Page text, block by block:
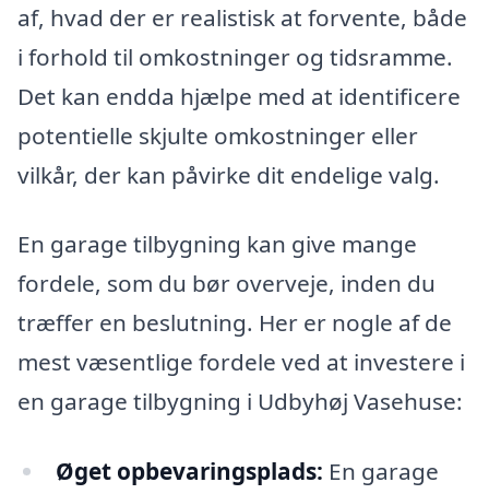
af, hvad der er realistisk at forvente, både
i forhold til omkostninger og tidsramme.
Det kan endda hjælpe med at identificere
potentielle skjulte omkostninger eller
vilkår, der kan påvirke dit endelige valg.
En garage tilbygning kan give mange
fordele, som du bør overveje, inden du
træffer en beslutning. Her er nogle af de
mest væsentlige fordele ved at investere i
en garage tilbygning i Udbyhøj Vasehuse:
Øget opbevaringsplads: En garage